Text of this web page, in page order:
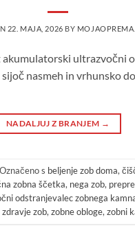
22. MAJA, 2026 BY
ultrazvočni
sijoč nasmeh in vrhunsko
NADALJUJ Z BRANJEM →
Označeno s beljenje zob doma,
zobna ščetka, nega zob,
odstranjevalec zobnega
zdravje zob, zobne obloge, zobni